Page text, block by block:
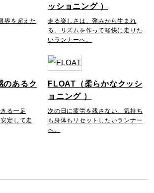
界を超えた
ッショニング ）
走る楽しさは、弾みから生まれ
る。リズムを作って軽快に走りた
いランナーへ。
のあるク
る一足
定して走
FLOAT（柔らかなクッシ
ョニング ）
次の日に疲労を残さない。気持ち
も身体もリセットしたいランナー
へ。